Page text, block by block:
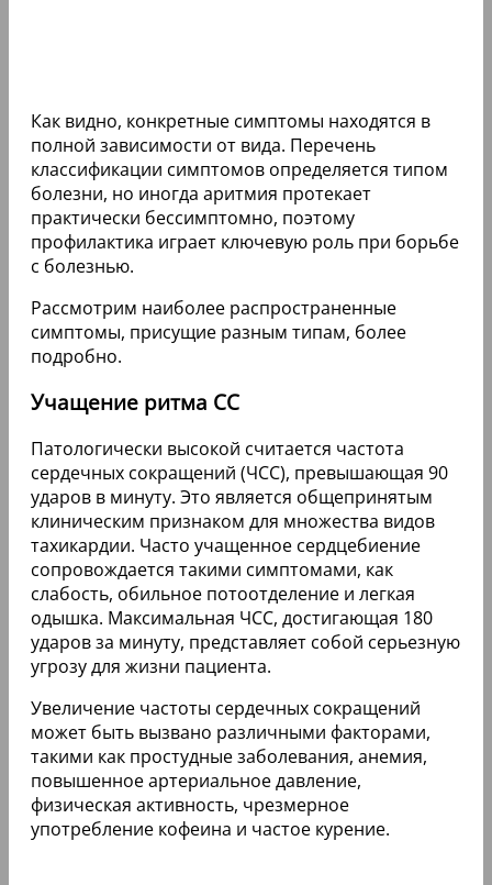
Как видно, конкретные симптомы находятся в
полной зависимости от вида. Перечень
классификации симптомов определяется типом
болезни, но иногда аритмия протекает
практически бессимптомно, поэтому
профилактика играет ключевую роль при борьбе
с болезнью.
Рассмотрим наиболее распространенные
симптомы, присущие разным типам, более
подробно.
Учащение ритма СС
Патологически высокой считается частота
сердечных сокращений (ЧСС), превышающая 90
ударов в минуту. Это является общепринятым
клиническим признаком для множества видов
тахикардии. Часто учащенное сердцебиение
сопровождается такими симптомами, как
слабость, обильное потоотделение и легкая
одышка. Максимальная ЧСС, достигающая 180
ударов за минуту, представляет собой серьезную
угрозу для жизни пациента.
Увеличение частоты сердечных сокращений
может быть вызвано различными факторами,
такими как простудные заболевания, анемия,
повышенное артериальное давление,
физическая активность, чрезмерное
употребление кофеина и частое курение.